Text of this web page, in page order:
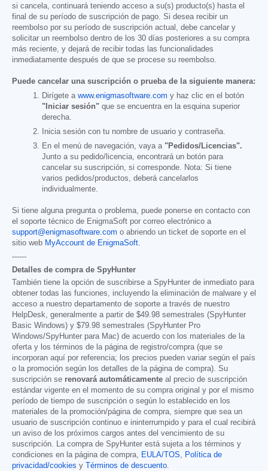
si cancela, continuará teniendo acceso a su(s) producto(s) hasta el
final de su período de suscripción de pago. Si desea recibir un
reembolso por su período de suscripción actual, debe cancelar y
solicitar un reembolso dentro de los 30 días posteriores a su compra
más reciente, y dejará de recibir todas las funcionalidades
inmediatamente después de que se procese su reembolso.
Puede cancelar una suscripción o prueba de la siguiente manera:
Dirígete a www.enigmasoftware.com y haz clic en el botón
"Iniciar sesión" que se encuentra en la esquina superior
derecha.
Inicia sesión con tu nombre de usuario y contraseña.
En el menú de navegación, vaya a "Pedidos/Licencias".
Junto a su pedido/licencia, encontrará un botón para
cancelar su suscripción, si corresponde. Nota: Si tiene
varios pedidos/productos, deberá cancelarlos
individualmente.
Si tiene alguna pregunta o problema, puede ponerse en contacto con
el soporte técnico de EnigmaSoft por correo electrónico a
support@enigmasoftware.com o abriendo un ticket de soporte en el
sitio web MyAccount de EnigmaSoft.
------
Detalles de compra de SpyHunter
También tiene la opción de suscribirse a SpyHunter de inmediato para
obtener todas las funciones, incluyendo la eliminación de malware y el
acceso a nuestro departamento de soporte a través de nuestro
HelpDesk, generalmente a partir de $49.98 semestrales (SpyHunter
Basic Windows) y $79.98 semestrales (SpyHunter Pro
Windows/SpyHunter para Mac) de acuerdo con los materiales de la
oferta y los términos de la página de registro/compra (que se
incorporan aquí por referencia; los precios pueden variar según el país
o la promoción según los detalles de la página de compra). Su
suscripción se renovará automáticamente al precio de suscripción
estándar vigente en el momento de su compra original y por el mismo
período de tiempo de suscripción o según lo establecido en los
materiales de la promoción/página de compra, siempre que sea un
usuario de suscripción continuo e ininterrumpido y para el cual recibirá
un aviso de los próximos cargos antes del vencimiento de su
suscripción. La compra de SpyHunter está sujeta a los términos y
condiciones en la página de compra, EULA/TOS, Política de
privacidad/cookies y Términos de descuento.